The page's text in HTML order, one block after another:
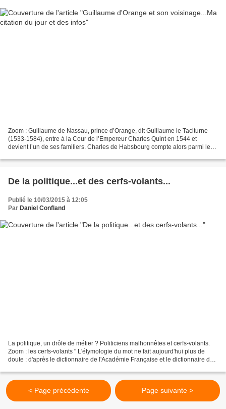
Zoom : Guillaume de Nassau, prince d’Orange, dit Guillaume le Taciturne
(1533-1584), entre à la Cour de l’Empereur Charles Quint en 1544 et
devient l’un de ses familiers. Charles de Habsbourg compte alors parmi les
De la politique...et des cerfs-volants...
Publié le 10/03/2015 à 12:05
Par Daniel Confland
La politique, un drôle de métier ? Politiciens malhonnêtes et cerfs-volants.
Zoom : les cerfs-volants " L'étymologie du mot ne fait aujourd'hui plus de
doute : d'après le dictionnaire de l'Académie Française et le dictionnaire de
< Page précédente Page suivante >